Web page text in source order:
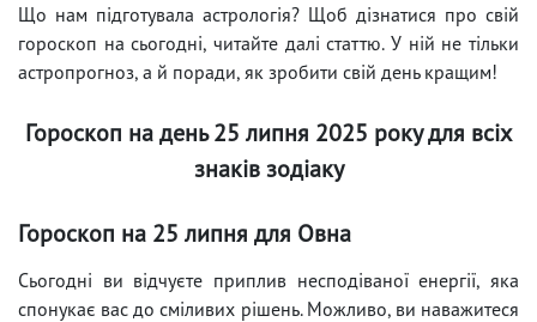
Що нам підготувала астрологія? Щоб дізнатися про свій
гороскоп на сьогодні, читайте далі статтю. У ній не тільки
астропрогноз, а й поради, як зробити свій день кращим!
Гороскоп на день 25 липня 2025 року для всіх
знаків зодіаку
Гороскоп на 25 липня для Овна
Сьогодні ви відчуєте приплив несподіваної енергії, яка
спонукає вас до сміливих рішень. Можливо, ви наважитеся